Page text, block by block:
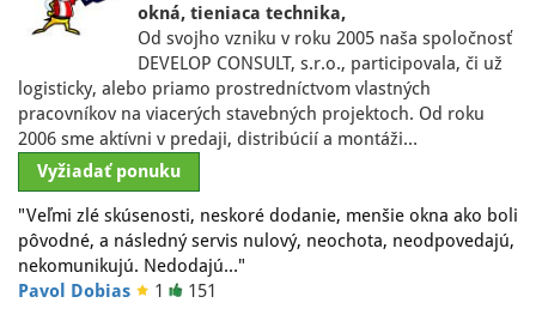
okná, tieniaca technika,
Od svojho vzniku v roku 2005 naša spoločnosť
DEVELOP CONSULT, s.r.o., participovala, či už
logisticky, alebo priamo prostredníctvom vlastných
pracovníkov na viacerých stavebných projektoch. Od roku
2006 sme aktívni v predaji, distribúcií a montáži…
Vyžiadať ponuku
"Veľmi zlé skúsenosti, neskoré dodanie, menšie okna ako boli
pôvodné, a následný servis nulový, neochota, neodpovedajú,
nekomunikujú. Nedodajú…"
Pavol Dobias
1 151